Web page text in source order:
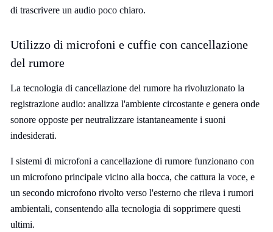
di trascrivere un audio poco chiaro.
Utilizzo di microfoni e cuffie con cancellazione
del rumore
La tecnologia di cancellazione del rumore ha rivoluzionato la
registrazione audio: analizza l'ambiente circostante e genera onde
sonore opposte per neutralizzare istantaneamente i suoni
indesiderati.
I sistemi di microfoni a cancellazione di rumore funzionano con
un microfono principale vicino alla bocca, che cattura la voce, e
un secondo microfono rivolto verso l'esterno che rileva i rumori
ambientali, consentendo alla tecnologia di sopprimere questi
ultimi.